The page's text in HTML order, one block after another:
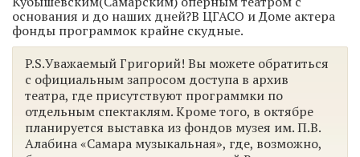
основания и до наших дней?В ЦГАСО и Доме актера
фонды программок крайне скудные.
P.S.Уважаемый Григорий! Вы можете обратиться
с официальным запросом доступа в архив
театра, где присутствуют программки по
отдельным спектаклям. Кроме того, в октябре
планируется выставка из фондов музея им. П.В.
Алабина «Самара музыкальная», где, возможно,